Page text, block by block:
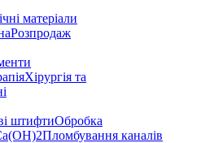
матеріали
Розпродаж
Хірургія та
штифтиОбробка
Пломбування каналів